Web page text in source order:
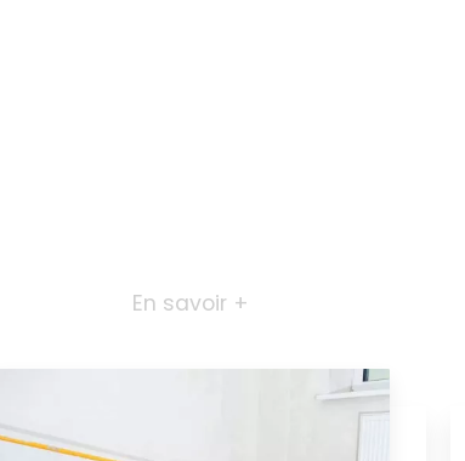
En savoir +